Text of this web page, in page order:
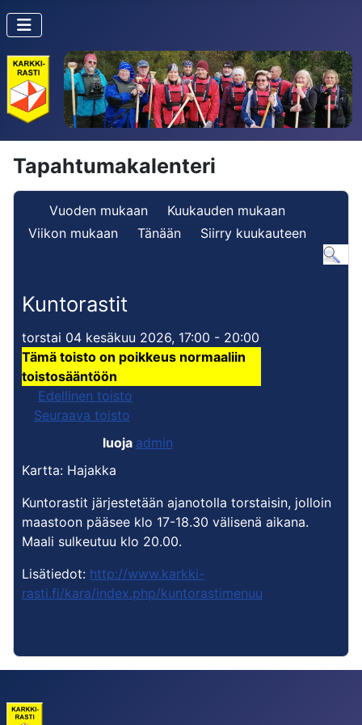
Tapahtumakalenteri
Vuoden mukaan
Kuukauden mukaan
Viikon mukaan
Tänään Siirry kuukauteen
Kuntorastit
torstai 04 kesäkuu 2026, 17:00 - 20:00
Tämä toisto on poikkeus normaaliin
toistosääntöön
Edellinen toisto
Seuraava toisto
luoja admin
Kartta: Hajakka
Kuntorastit järjestetään ajanotolla torstaisin, jolloin
maastoon pääsee klo 17-18.30 välisenä aikana.
Maali sulkeutuu klo 20.00.
Lisätiedot: http://www.karkki-
rasti.fi/kara/index.php/kuntorastimenuu